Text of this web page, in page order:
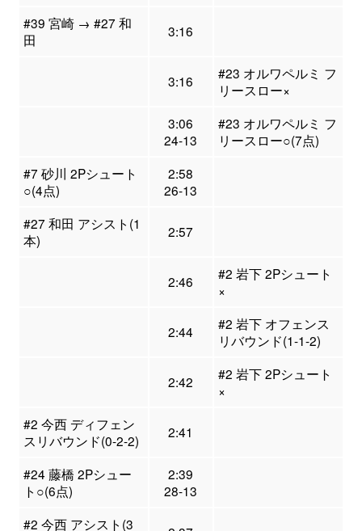
#39 宮崎 → #27 和
田
3:16
3:16
#23 オルワペルミ フ
リースロー×
3:06
24-13
#23 オルワペルミ フ
リースロー○(7点)
#7 砂川 2Pシュート
○(4点)
2:58
26-13
#27 和田 アシスト(1
本)
2:57
2:46
#2 岩下 2Pシュート
×
2:44
#2 岩下 オフェンス
リバウンド(1-1-2)
2:42
#2 岩下 2Pシュート
×
#2 今西 ディフェン
スリバウンド(0-2-2)
2:41
#24 藤橋 2Pシュー
ト○(6点)
2:39
28-13
#2 今西 アシスト(3